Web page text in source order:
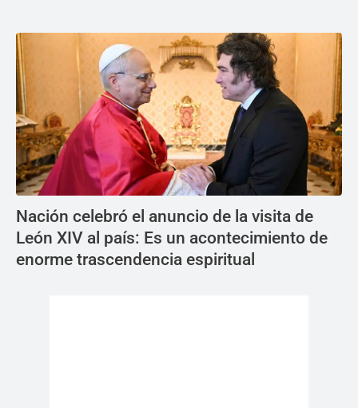
Nación celebró el anuncio de la visita de
León XIV al país: Es un acontecimiento de
enorme trascendencia espiritual